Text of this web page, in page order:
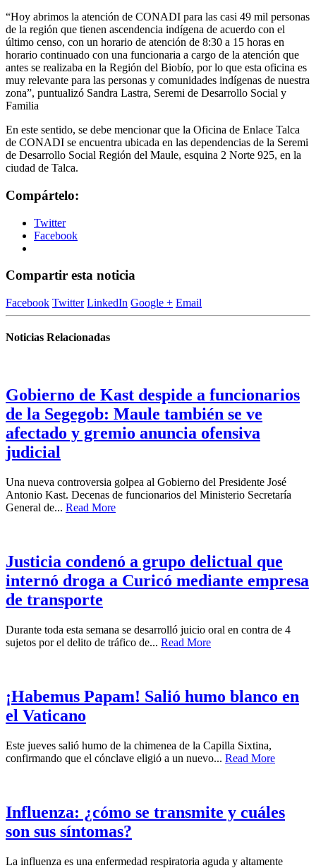
“Hoy abrimos la atención de CONADI para las casi 49 mil personas
de la región que tienen ascendencia indígena de acuerdo con el
último censo, con un horario de atención de 8:30 a 15 horas en
horario continuado con una funcionaria a cargo de la atención que
antes se realizaba en la Región del Biobío, por lo que esta oficina es
muy relevante para las personas y comunidades indígenas de nuestra
zona”, puntualizó Sandra Lastra, Seremi de Desarrollo Social y
Familia
En este sentido, se debe mencionar que la Oficina de Enlace Talca
de CONADI se encuentra ubicada en las dependencias de la Seremi
de Desarrollo Social Región del Maule, esquina 2 Norte 925, en la
ciudad de Talca.
Compártelo:
Twitter
Facebook
Compartir esta noticia
Facebook Twitter LinkedIn Google + Email
Noticias Relacionadas
Gobierno de Kast despide a funcionarios
de la Segegob: Maule también se ve
afectado y gremio anuncia ofensiva
judicial
Una nueva controversia golpea al Gobierno del Presidente José
Antonio Kast. Decenas de funcionarios del Ministerio Secretaría
General de... Read More
Justicia condenó a grupo delictual que
internó droga a Curicó mediante empresa
de transporte
Durante toda esta semana se desarrolló juicio oral en contra de 4
sujetos por el delito de tráfico de... Read More
¡Habemus Papam! Salió humo blanco en
el Vaticano
Este jueves salió humo de la chimenea de la Capilla Sixtina,
confirmando que el cónclave eligió a un nuevo... Read More
Influenza: ¿cómo se transmite y cuáles
son sus síntomas?
La influenza es una enfermedad respiratoria aguda y altamente